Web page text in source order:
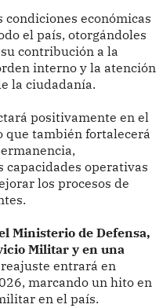
económicas
el país, otorgándoles
contribución a la
interno y la atención
la ciudadanía.
positivamente en el
que también fortalecerá
operativas
los procesos de
Ministerio de Defensa,
Militar y en una
entrará en
marcando un hito en
en el país.